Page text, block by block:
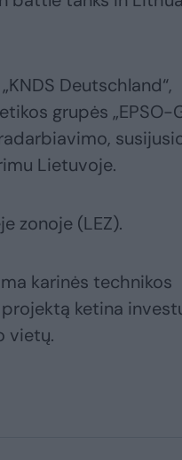
Deutschland“,
grupės „EPSO-
Lietuvoje.
zonoje (LEZ).
karinės technikos
projektą ketina
vietų.